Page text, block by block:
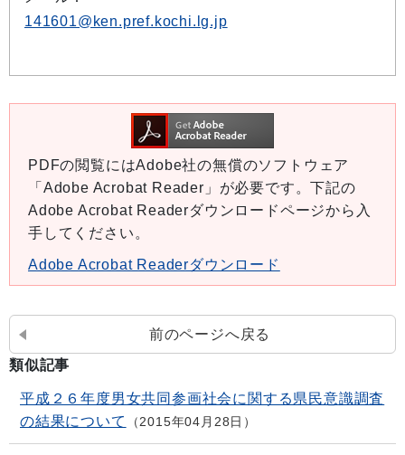
141601@ken.pref.kochi.lg.jp
PDFの閲覧にはAdobe社の無償のソフトウェア
「Adobe Acrobat Reader」が必要です。下記の
Adobe Acrobat Readerダウンロードページから入
手してください。
Adobe Acrobat Readerダウンロード
前のページへ戻る
類似記事
平成２６年度男女共同参画社会に関する県民意識調査
の結果について
2015年04月28日